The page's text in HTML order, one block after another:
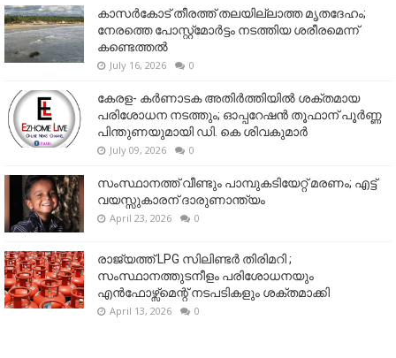
കാസർകോട് തീരത്ത് തലയില്ലാത്ത മൃതദേഹം;
നേരത്തെ പോസ്റ്റ്‌മോർട്ടം നടത്തിയ ശരീരമെന്ന്
കണ്ടെത്തൽ
July 16, 2026 0
കേരള- കർണാടക അതിർത്തിയിൽ ശക്തമായ
പരിശോധന നടത്തും; ഓപ്പറേഷൻ തൂഫാന് പൂർണ്ണ
പിന്തുണയുമായി ഡി. കെ ശിവകുമാർ
July 09, 2026 0
സംസ്ഥാനത്ത് വീണ്ടും പാമ്പുകടിയേറ്റ് മരണം; എട്ട്
വയസ്സുകാരന് ദാരുണാന്ത്യം
April 23, 2026 0
രാജ്യത്ത് LPG സിലിണ്ടർ തിരിമറി ;
സംസ്ഥാനത്തുടനീളം പരിശോധനയും
എൻഫോഴ്സ്മെന്റ് നടപടികളും ശക്തമാക്കി
April 13, 2026 0